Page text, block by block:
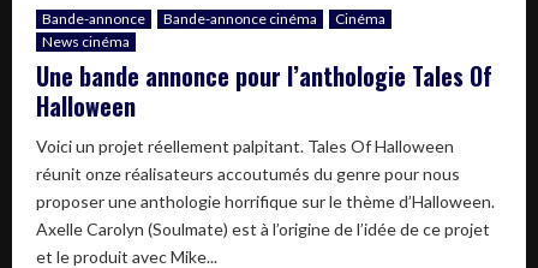
Bande-annonce Bande-annonce cinéma
Cinéma
News cinéma
Une bande annonce pour l’anthologie Tales Of
Halloween
Voici un projet réellement palpitant. Tales Of Halloween
réunit onze réalisateurs accoutumés du genre pour nous
proposer une anthologie horrifique sur le thème d’Halloween.
Axelle Carolyn (Soulmate) est à l’origine de l’idée de ce projet
et le produit avec Mike...